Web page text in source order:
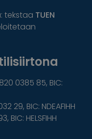
tekstaa TUEN
0385 85, BIC:
29, BIC: NDEAFIHH
BIC: HELSFIHH